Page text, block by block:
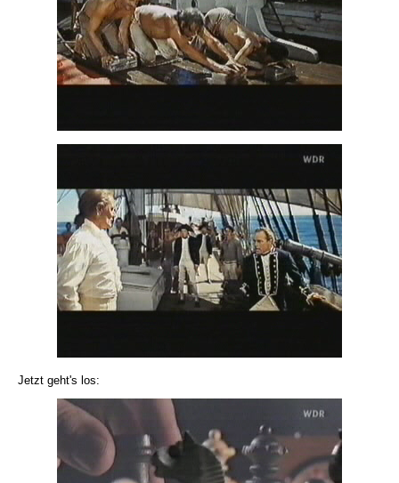
Jetzt geht's los: